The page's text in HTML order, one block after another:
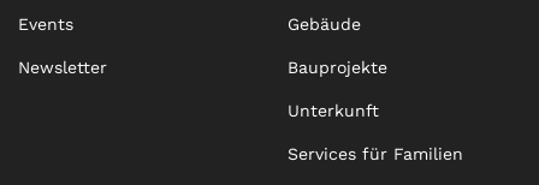
Events
Newsletter
Gebäude
Bauprojekte
Unterkunft
Services für Familien